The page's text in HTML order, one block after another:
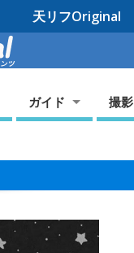
天リフOriginal
ガイド 撮影